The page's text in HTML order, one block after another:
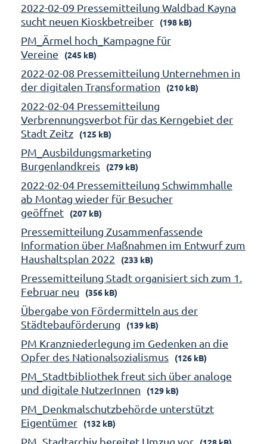
2022-02-09 Pressemitteilung Waldbad Kayna
sucht neuen Kioskbetreiber
(198 kB)
PM_Ärmel hoch_Kampagne für
Vereine
(245 kB)
2022-02-08 Pressemitteilung Unternehmen in
der digitalen Transformation
(210 kB)
2022-02-04 Pressemitteilung
Verbrennungsverbot für das Kerngebiet der
Stadt Zeitz
(125 kB)
PM_Ausbildungsmarketing
Burgenlandkreis
(279 kB)
2022-02-04 Pressemitteilung Schwimmhalle
ab Montag wieder für Besucher
geöffnet
(207 kB)
Pressemitteilung Zusammenfassende
Information über Maßnahmen im Entwurf zum
Haushaltsplan 2022
(233 kB)
Pressemitteilung Stadt organisiert sich zum 1.
Februar neu
(356 kB)
Übergabe von Fördermitteln aus der
Städtebauförderung
(139 kB)
PM Kranzniederlegung im Gedenken an die
Opfer des Nationalsozialismus
(126 kB)
PM_Stadtbibliothek freut sich über analoge
und digitale NutzerInnen
(129 kB)
PM_Denkmalschutzbehörde unterstützt
Eigentümer
(132 kB)
PM_Stadtarchiv bereitet Umzug vor